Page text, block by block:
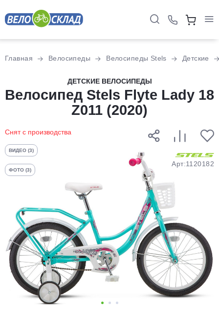
Главная Велосипеды Велосипеды Stels Детские
ДЕТСКИЕ ВЕЛОСИПЕДЫ
Велосипед Stels Flyte Lady 18
Z011 (2020)
Снят с производства
ВИДЕО (3)
ФОТО (3)
Арт:1120182
Разбейте
оплатуна части
без переплат
График платежей
Добавляйте товары
в корзину
Оплачивайте сегодня только
25% картой любого банка